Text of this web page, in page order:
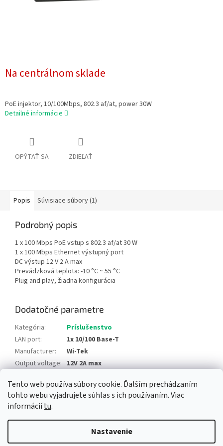
Tento web používa súbory cookie. Ďalším prechádzaním
tohto webu vyjadrujete súhlas s ich používaním. Viac
informáciítu.
Nastavenie
Na centrálnom sklade
PoE injektor, 10/100Mbps, 802.3 af/at, power 30W
Detailné informácie
OPÝTAŤ SA ZDIEĽAŤ
Popis Súvisiace súbory (1)
Podrobný popis
1 x 100 Mbps PoE vstup s 802.3 af/at 30 W
1 x 100 Mbps Ethernet výstupný port
DC výstup 12 V 2 A max
Prevádzková teplota: -10 °C ~ 55 °C
Plug and play, žiadna konfigurácia
Dodatočné parametre
Kategória:
Príslušenstvo
LAN port:
1x 10/100 Base-T
Manufacturer:
Wi-Tek
Output voltage: 12V 2A max
Newsletter